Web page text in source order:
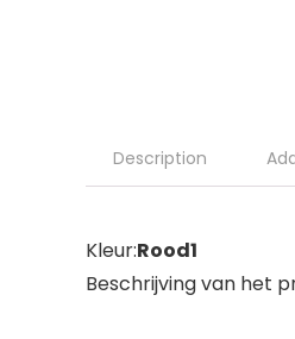
Description
Kleur:Rood1
Beschrijving van het